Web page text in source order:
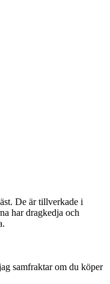
De är tillverkade i
har dragkedja och
samfraktar om du köper